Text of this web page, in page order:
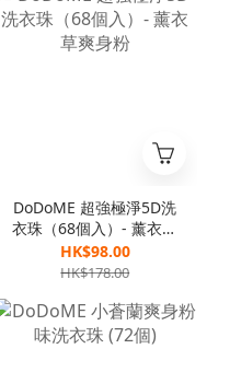
DoDoME 超強極淨5D洗
衣珠（68個入）- 薰衣草
爽身粉
HK$98.00
HK$178.00